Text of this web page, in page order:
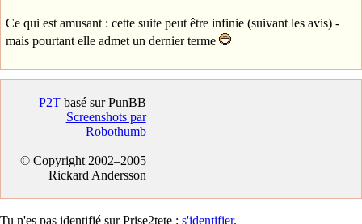
Ce qui est amusant : cette suite peut être infinie (suivant les avis) -
mais pourtant elle admet un dernier terme
P2Tbasé sur PunBB
Screenshots par
Robothumb
© Copyright 2002–2005
Rickard Andersson
Tu n'es pas identifié sur Prise2tete : s'identifier.